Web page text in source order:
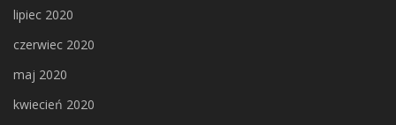
lipiec 2020
czerwiec 2020
maj 2020
kwiecień 2020